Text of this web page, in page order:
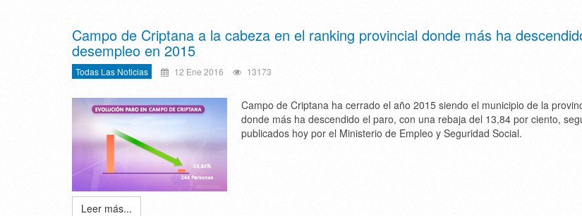
Campo de Criptana a la cabeza en el ranking provincial donde más ha
desempleo en 2015
Todas Las Noticias 12 Ene 2016 13173
Campo de Criptana ha cerrado el año 2015 siendo el municipio de la
donde más ha descendido el paro, con una rebaja del 13,84 por ciento,
publicados hoy por el Ministerio de Empleo y Seguridad Social.
Leer más...